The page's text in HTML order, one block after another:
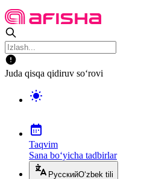
Juda qisqa qidiruv so‘rovi
Taqvim
Sana bo‘yicha tadbirlar
РусскийO‘zbek tili